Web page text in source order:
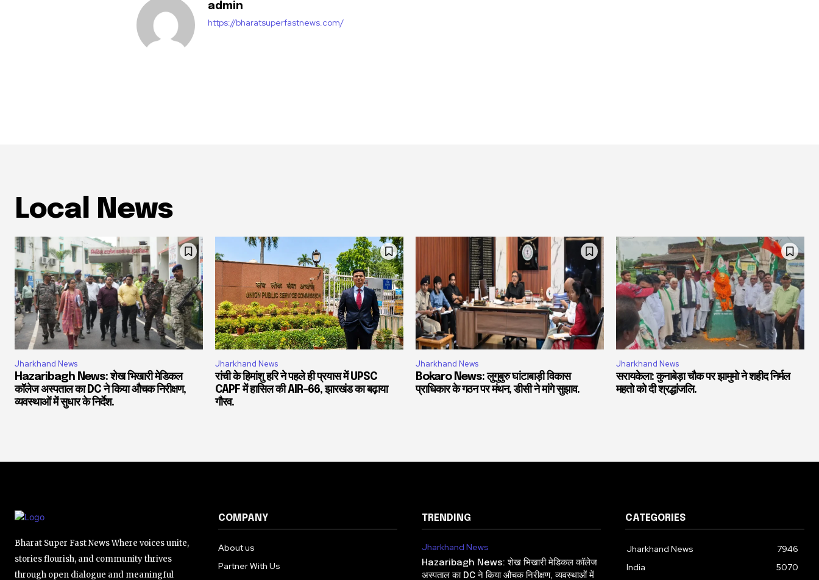
admin
https://bharatsuperfastnews.com/
Local News
Jharkhand News
Hazaribagh News: शेख भिखारी मेडिकल
कॉलेज अस्पताल का DC ने किया औचक निरीक्षण,
व्यवस्थाओं में सुधार के निर्देश.
Jharkhand News
रांची के हिमांशु हरि ने पहले ही प्रयास में UPSC
CAPF में हासिल की AIR-66, झारखंड का बढ़ाया
गौरव.
Jharkhand News
Bokaro News: लुगुबुरु घांटाबाड़ी विकास
प्राधिकार के गठन पर मंथन, डीसी ने मांगे सुझाव.
Jharkhand News
सरायकेला: कुनाबेड़ा चौक पर झामुमो ने शहीद निर्मल
महतो को दी श्रद्धांजलि.
Bharat Super Fast News Where voices unite,
stories flourish, and community thrives
through open dialogue and meaningful
COMPANY
About us
Partner With Us
TRENDING
Jharkhand News
Hazaribagh News: शेख भिखारी मेडिकल कॉलेज
अस्पताल का DC ने किया औचक निरीक्षण, व्यवस्थाओं में
CATEGORIES
Jharkhand News
7946
India
5070